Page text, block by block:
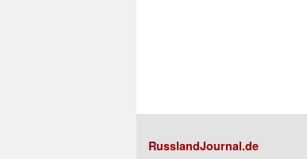
RusslandJournal.de